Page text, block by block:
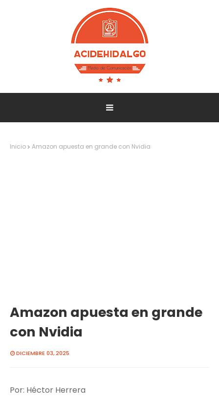
Inicio Amazon apuesta en grande con Nvidia
Amazon apuesta en grande
con Nvidia
DICIEMBRE 03, 2025
Por: Héctor Herrera